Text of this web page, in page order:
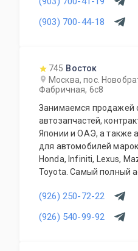
установку. Наши специалисты имеют большой
и много-профильный
деятельности. Мы
оптимальному для Вас
(903) 700-44-18
745 Восток
Москва, пос.
Фабричная, 6с8
Занимаемся продажей
автозапчастей,
Японии и ОАЭ, а также
для автомобилей
Honda, Infiniti, Lexus,
Toyota. Самый полный
прочего.
на всю продукцию.
система скидок для
(926) 250-72-22
(926) 540-99-92